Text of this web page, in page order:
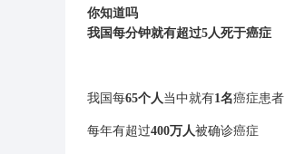
你知道吗
我国每分钟就有超过5人死于癌症
我国每65个人当中就有1名癌症患者
每年有超过400万人被确诊癌症